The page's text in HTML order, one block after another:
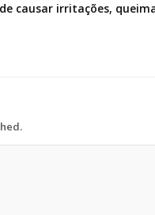
causar irritações,